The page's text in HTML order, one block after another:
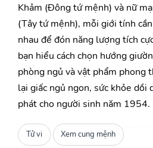
Khảm (Đông tứ mệnh) và nữ
(Tây tứ mệnh), mỗi giới tính
nhau để đón năng lượng tích
bạn hiểu cách chọn hướng
phòng ngủ và vật phẩm phong
lại giấc ngủ ngon, sức khỏe dồi
phát cho người sinh năm 1954.
Tử vi Xem cung mệnh